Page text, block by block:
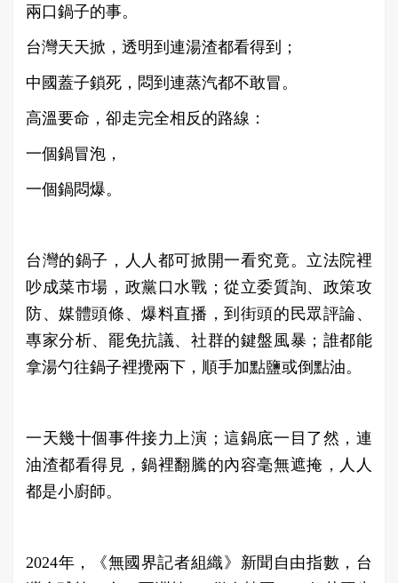
兩口鍋子的事。
台灣天天掀，透明到連湯渣都看得到；
中國蓋子鎖死，悶到連蒸汽都不敢冒。
高溫要命，卻走完全相反的路線：
一個鍋冒泡，
一個鍋悶爆。
台灣的鍋子，人人都可掀開一看究竟。立法院裡
吵成菜市場，政黨口水戰；從立委質詢、政策攻
防、媒體頭條、爆料直播，到街頭的民眾評論、
專家分析、罷免抗議、社群的鍵盤風暴；誰都能
拿湯勺往鍋子裡攪兩下，順手加點鹽或倒點油。
一天幾十個事件接力上演；這鍋底一目了然，連
油渣都看得見，鍋裡翻騰的內容毫無遮掩，人人
都是小廚師。
2024年，《無國界記者組織》新聞自由指數，台